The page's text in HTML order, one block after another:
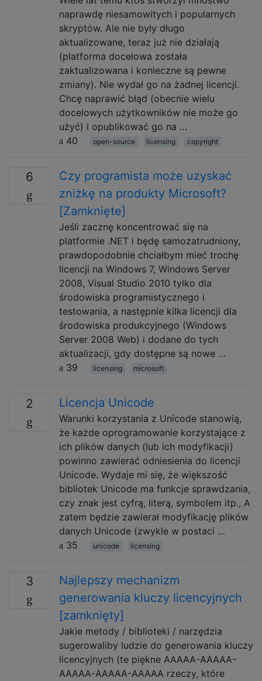
naprawdę niesamowitych i popularnych
skryptów. Ale nie były długo
aktualizowane, teraz już nie działają
(platforma docelowa została
zaktualizowana i konieczne są pewne
zmiany). Nie wydał go na żadnej licencji.
Chcę naprawić błąd (obecnie wielu
docelowych użytkowników nie może go
użyć) i opublikować go na …
40
open-source licensing copyright
6
Czy programista może uzyskać
zniżkę na produkty Microsoft?
[Zamknięte]
Jeśli zacznę koncentrować się na
platformie .NET i będę samozatrudniony,
prawdopodobnie chciałbym mieć trochę
licencji na Windows 7, Windows Server
2008, Visual Studio 2010 tylko dla
środowiska programistycznego i
testowania, a następnie kilka licencji dla
środowiska produkcyjnego (Windows
Server 2008 Web) i dodane do tych
aktualizacji, gdy dostępne są nowe …
39
licensing microsoft
2 Licencja Unicode
Warunki korzystania z Unicode stanowią,
że każde oprogramowanie korzystające z
ich plików danych (lub ich modyfikacji)
powinno zawierać odniesienia do licencji
Unicode. Wydaje mi się, że większość
bibliotek Unicode ma funkcje sprawdzania,
czy znak jest cyfrą, literą, symbolem itp., A
zatem będzie zawierał modyfikację plików
danych Unicode (zwykle w postaci …
35
unicode licensing
3
Najlepszy mechanizm
generowania kluczy licencyjnych
[zamknięty]
Jakie metody / biblioteki / narzędzia
sugerowaliby ludzie do generowania kluczy
licencyjnych (te piękne AAAAA-AAAAA-
AAAAA-AAAAA-AAAAA rzeczy, które